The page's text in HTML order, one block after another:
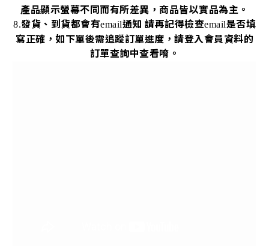
產品顯示螢幕不同而有所差異，商品皆以實品為主。
8.發貨、到貨都會有email通知 請再記得檢查email是否填
寫正確，如下單後需追蹤訂單進度，請登入會員資料的
訂單查詢中查看唷。